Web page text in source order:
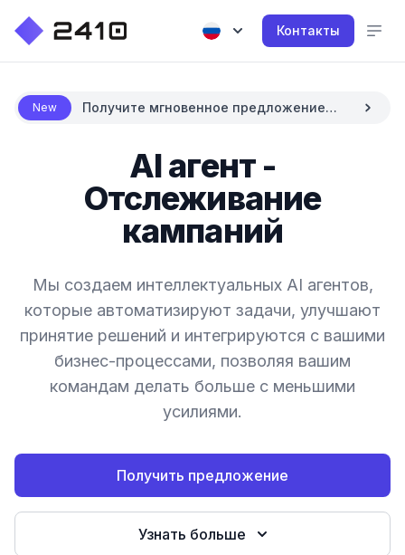
Контакты
New
Получите мгновенное предложение
AI агент -
Отслеживание
кампаний
Мы создаем интеллектуальных AI агентов,
которые автоматизируют задачи, улучшают
принятие решений и интегрируются с вашими
бизнес-процессами, позволяя вашим
командам делать больше с меньшими
усилиями.
Получить предложение
Узнать больше